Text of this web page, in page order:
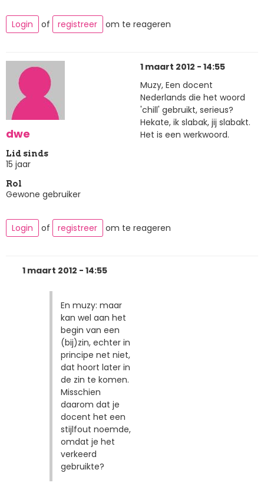
Login of registreer om te reageren
dwe
Lid sinds
15 jaar
Rol
Gewone gebruiker
1 maart 2012 - 14:55
Muzy, Een docent
Nederlands die het woord
'chill' gebruikt, serieus?
Hekate, ik slabak, jij slabakt.
Het is een werkwoord.
Login of registreer om te reageren
1 maart 2012 - 14:55
En muzy: maar
kan wel aan het
begin van een
(bij)zin, echter in
principe net niet,
dat hoort later in
de zin te komen.
Misschien
daarom dat je
docent het een
stijlfout noemde,
omdat je het
verkeerd
gebruikte?